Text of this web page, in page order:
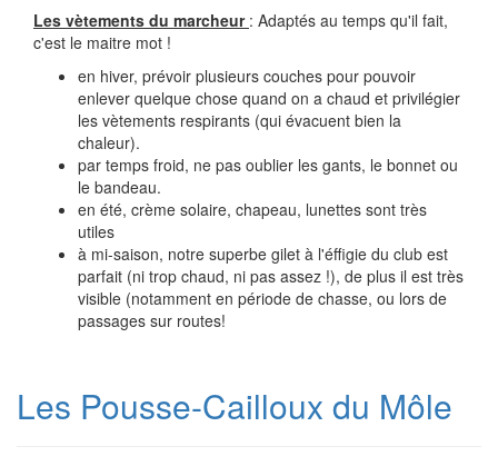
Les vètements du marcheur : Adaptés au temps qu'il fait,
c'est le maitre mot !
en hiver, prévoir plusieurs couches pour pouvoir
enlever quelque chose quand on a chaud et privilégier
les vètements respirants (qui évacuent bien la
chaleur).
par temps froid, ne pas oublier les gants, le bonnet ou
le bandeau.
en été, crème solaire, chapeau, lunettes sont très
utiles
à mi-saison, notre superbe gilet à l'éffigie du club est
parfait (ni trop chaud, ni pas assez !), de plus il est très
visible (notamment en période de chasse, ou lors de
passages sur routes!
Les Pousse-Cailloux du Môle